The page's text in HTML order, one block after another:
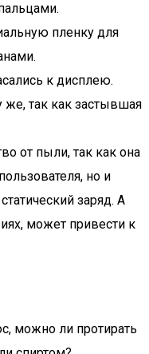
пленку для
к дисплею.
же, так как застывшая
от пыли, так как она
но и
заряд. А
может привести к
можно ли протирать